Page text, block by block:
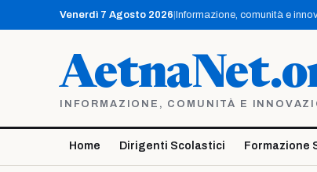
contenuto
Venerdì 7 Agosto 2026 Informazione, comunità e
INFORMAZIONE, COMUNITÀ E
Home Dirigenti Scolastici Formazione